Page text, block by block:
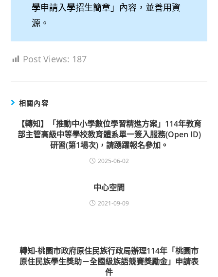
學申請入學招生簡章」內容，並善用資
源。
Post Views: 187
相關內容
【轉知】「推動中小學數位學習精進方案」114年教育
部主管高級中等學校教育體系單一簽入服務(Open ID)
研習(第1場次)，請踴躍報名參加。
2025-06-02
中心空間
2021-09-09
轉知-桃園市政府原住民族行政局辦理114年「桃園市
原住民族學生獎助－全國級族語競賽獎勵金」申請表
件